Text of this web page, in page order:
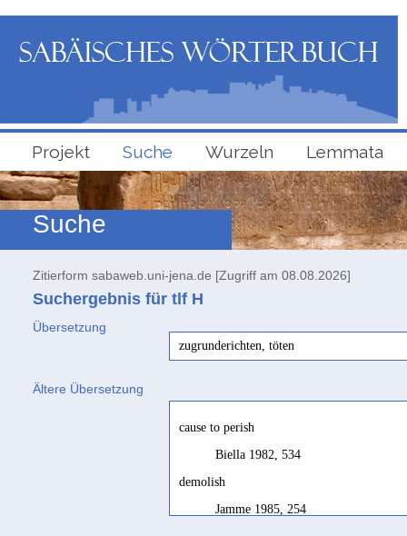
Projekt Suche Wurzeln Lemmata
Suche
Zitierform sabaweb.uni-jena.de [Zugriff am 08.08.2026]
Suchergebnis für tlf H
Übersetzung
zugrunderichten, töten
Ältere Übersetzung
cause to perish
Biella 1982, 534
demolish
Jamme 1985, 254